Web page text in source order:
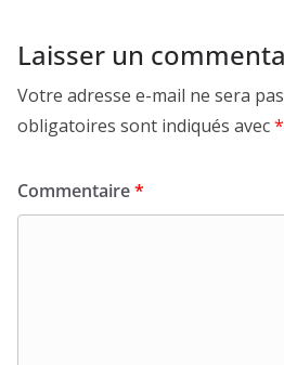
Laisser un
Votre adresse e-mail ne sera
obligatoires sont indiqués avec*
Commentaire*